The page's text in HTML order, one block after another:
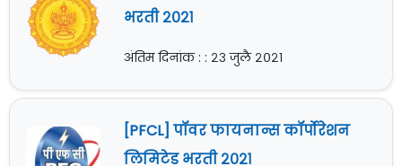
भरती २०२१
अंतिम दिनांक : : २३ जुलै २०२१
[PFCL] पॉवर फायनान्स कॉर्पोरेशन
लिमिटेड भरती २०२१